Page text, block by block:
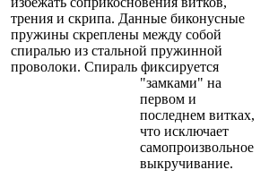
трения и скрипа. Данные биконусные
пружины скреплены между собой
спиралью из стальной пружинной
проволоки. Спираль фиксируется
"замками" на
первом и
последнем витках,
что исключает
самопроизвольное
выкручивание.